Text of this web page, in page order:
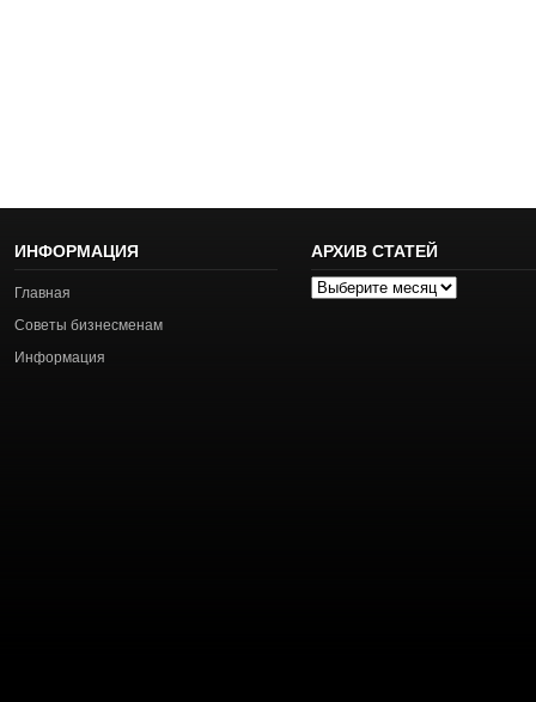
ИНФОРМАЦИЯ
Главная
Советы бизнесменам
Информация
АРХИВ СТАТЕЙ
Архив